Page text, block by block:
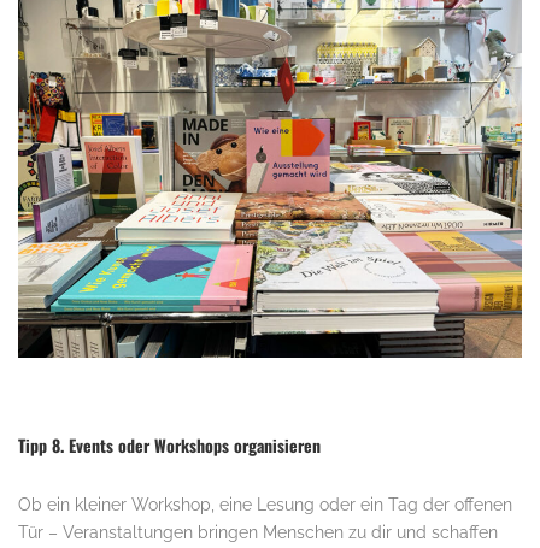
Tipp 8. Events oder Workshops organisieren
Ob ein kleiner Workshop, eine Lesung oder ein Tag der offenen
Tür – Veranstaltungen bringen Menschen zu dir und schaffen